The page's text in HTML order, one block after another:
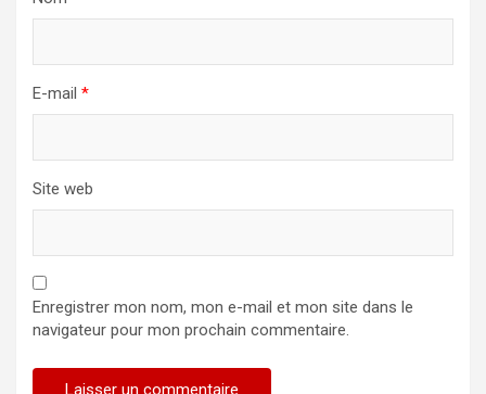
E-mail *
Site web
Enregistrer mon nom, mon e-mail et mon site dans le
navigateur pour mon prochain commentaire.